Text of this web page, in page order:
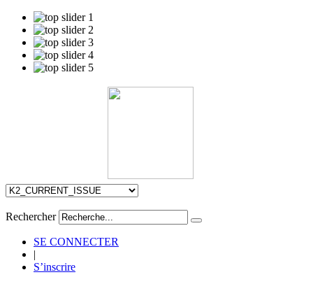
Rechercher
SE CONNECTER
|
S’inscrire